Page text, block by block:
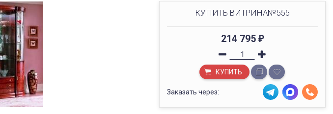
КУПИТЬ ВИТРИНА№555
214 795 ₽
КУПИТЬ
Заказать через: